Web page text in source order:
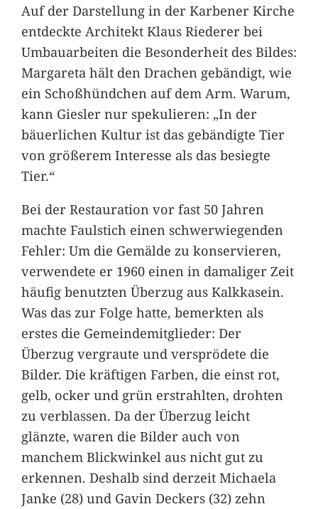
Auf der Darstellung in der Karbener Kirche
entdeckte Architekt Klaus Riederer bei
Umbauarbeiten die Besonderheit des Bildes:
Margareta hält den Drachen gebändigt, wie
ein Schoßhündchen auf dem Arm. Warum,
kann Giesler nur spekulieren: „In der
bäuerlichen Kultur ist das gebändigte Tier
von größerem Interesse als das besiegte
Tier.“
Bei der Restauration vor fast 50 Jahren
machte Faulstich einen schwerwiegenden
Fehler: Um die Gemälde zu konservieren,
verwendete er 1960 einen in damaliger Zeit
häufig benutzten Überzug aus Kalkkasein.
Was das zur Folge hatte, bemerkten als
erstes die Gemeindemitglieder: Der
Überzug vergraute und versprödete die
Bilder. Die kräftigen Farben, die einst rot,
gelb, ocker und grün erstrahlten, drohten
zu verblassen. Da der Überzug leicht
glänzte, waren die Bilder auch von
manchem Blickwinkel aus nicht gut zu
erkennen. Deshalb sind derzeit Michaela
Janke (28) und Gavin Deckers (32) zehn